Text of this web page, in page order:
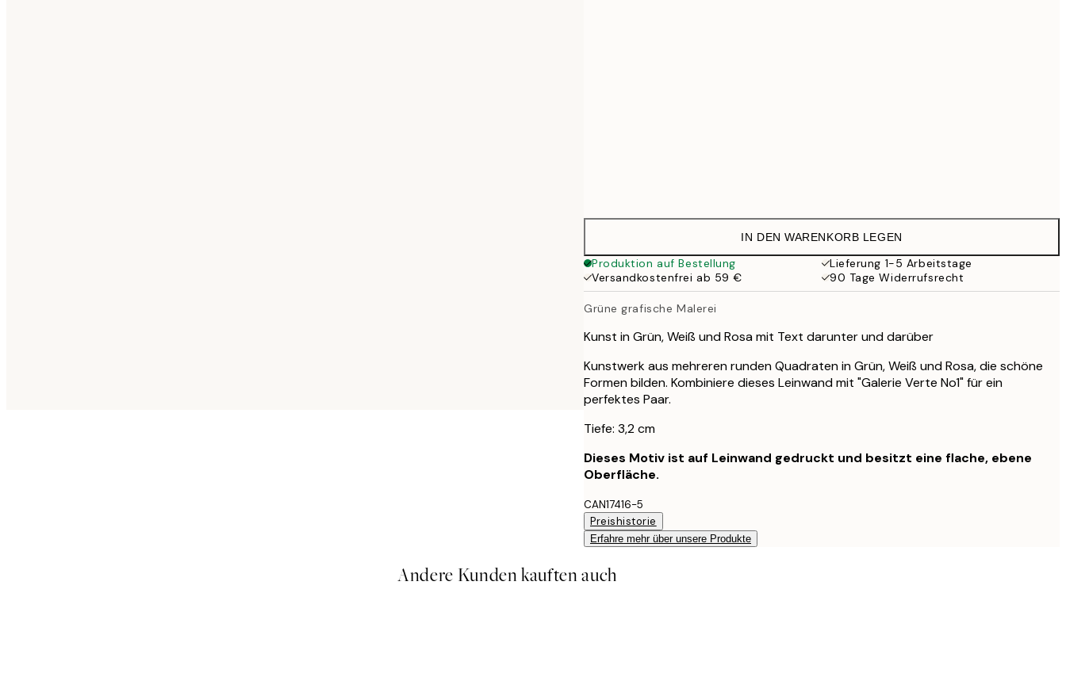
IN DEN WARENKORB LEGEN
Produktion auf Bestellung
Lieferung 1-5 Arbeitstage
Versandkostenfrei ab 59 €
90 Tage Widerrufsrecht
Grüne grafische Malerei
Kunst in Grün, Weiß und Rosa mit Text darunter und darüber
Kunstwerk aus mehreren runden Quadraten in Grün, Weiß und Rosa, die schöne
Formen bilden. Kombiniere dieses Leinwand mit "Galerie Verte No1" für ein
perfektes Paar.
Tiefe: 3,2 cm
Dieses Motiv ist auf Leinwand gedruckt und besitzt eine flache, ebene
Oberfläche.
CAN17416-5
Preishistorie
Erfahre mehr über unsere Produkte
Andere Kunden kauften auch